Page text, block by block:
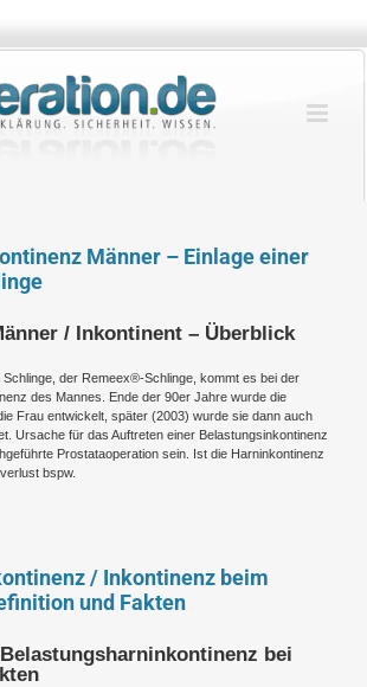
Männer – Einlage einer
/ Inkontinent – Überblick
der Remeex®-Schlinge, kommt es bei der
des Mannes. Ende der 90er Jahre wurde die
Frau entwickelt, später (2003) wurde sie dann auch
Ursache für das Auftreten einer Belastungsinkontinenz
Prostataoperation sein. Ist die Harninkontinenz
bspw.
/ Inkontinenz beim
und Fakten
bei